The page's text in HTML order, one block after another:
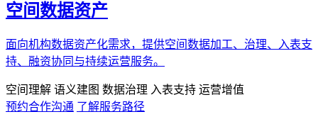
空间数据资产
面向机构数据资产化需求，提供空间数据加工、治理、入表支
持、融资协同与持续运营服务。
空间理解 语义建图 数据治理 入表支持 运营增值
预约合作沟通 了解服务路径